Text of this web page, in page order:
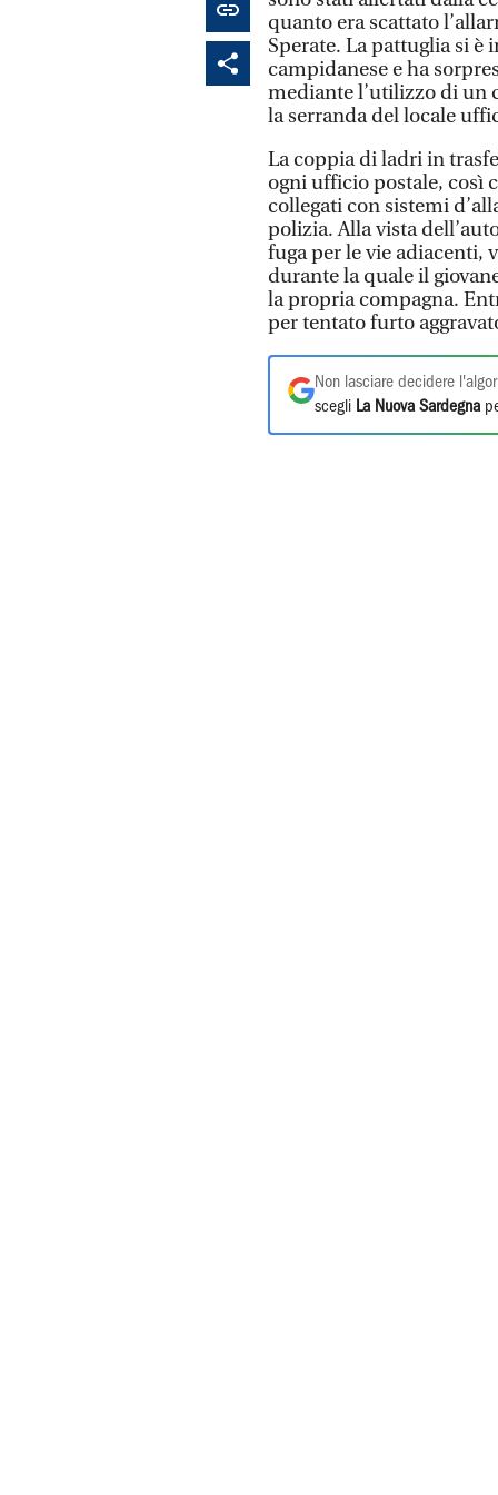
quanto era scattato
Sperate. La pattuglia si
campidanese e ha
mediante l’utilizzo di un
la serranda del locale
La coppia di ladri in
ogni ufficio postale, così
collegati con sistemi
polizia. Alla vista
fuga per le vie adiacenti,
durante la quale il
la propria compagna.
per tentato furto
Non lasciare decidere
scegli La Nuova Sardegna